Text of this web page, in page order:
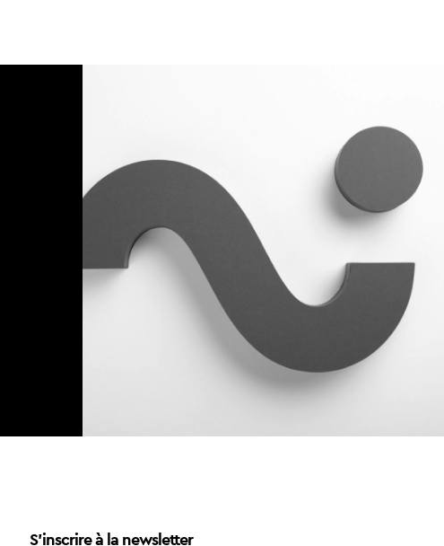
S'inscrire à la newsletter